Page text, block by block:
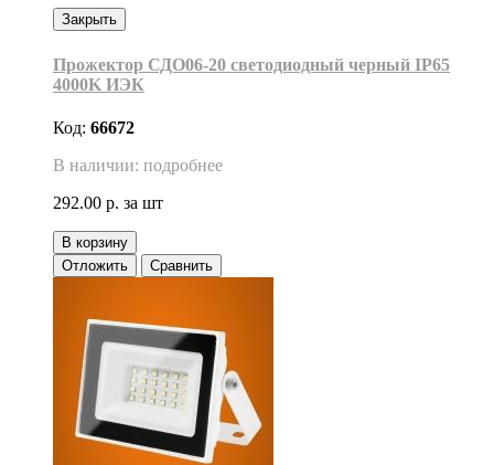
Закрыть
Прожектор СДО06-20 светодиодный черный IP65
4000K ИЭК
Код: 66672
В наличии: подробнее
292.00 р. за шт
В корзину
Отложить
Сравнить